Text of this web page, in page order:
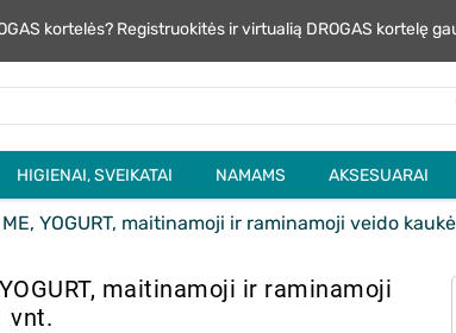
kortelės? Registruokitės ir virtualią DROGAS kortelę
HIGIENAI, SVEIKATAI NAMAMS AKSESUARAI
ME, YOGURT, maitinamoji ir raminamoji veido
maitinamoji ir raminamoji
vnt.